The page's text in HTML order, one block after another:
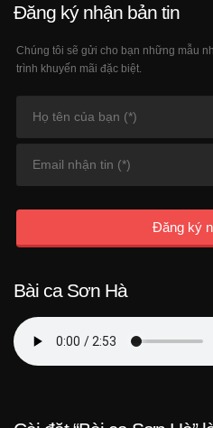
Đăng ký nhận bản tin
Chúng tôi sẽ gửi cho bạn những mẫu
trình khuyến mãi đặc biệt.
Đăng ký
Bài ca Sơn Hà